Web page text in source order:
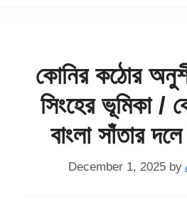
কোনির কঠোর
সিংহের ভূমিকা /
বাংলা সাঁতার
December 1, 2025 by